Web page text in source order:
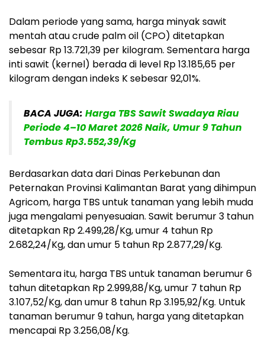
Dalam periode yang sama, harga minyak sawit
mentah atau crude palm oil (CPO) ditetapkan
sebesar Rp 13.721,39 per kilogram. Sementara harga
inti sawit (kernel) berada di level Rp 13.185,65 per
kilogram dengan indeks K sebesar 92,01%.
BACA JUGA: Harga TBS Sawit Swadaya Riau
Periode 4–10 Maret 2026 Naik, Umur 9 Tahun
Tembus Rp3.552,39/Kg
Berdasarkan data dari Dinas Perkebunan dan
Peternakan Provinsi Kalimantan Barat yang dihimpun
Agricom, harga TBS untuk tanaman yang lebih muda
juga mengalami penyesuaian. Sawit berumur 3 tahun
ditetapkan Rp 2.499,28/Kg, umur 4 tahun Rp
2.682,24/Kg, dan umur 5 tahun Rp 2.877,29/Kg.
Sementara itu, harga TBS untuk tanaman berumur 6
tahun ditetapkan Rp 2.999,88/Kg, umur 7 tahun Rp
3.107,52/Kg, dan umur 8 tahun Rp 3.195,92/Kg. Untuk
tanaman berumur 9 tahun, harga yang ditetapkan
mencapai Rp 3.256,08/Kg.